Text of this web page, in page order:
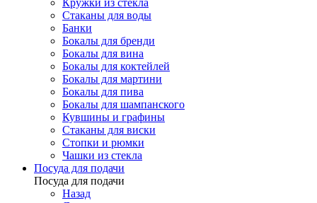
Стаканы для воды
Банки
Бокалы для бренди
Бокалы для вина
Бокалы для коктейлей
Бокалы для мартини
Бокалы для пива
Бокалы для шампанского
Кувшины и графины
Стаканы для виски
Стопки и рюмки
Чашки из стекла
Посуда для подачи
Посуда для подачи
Назад